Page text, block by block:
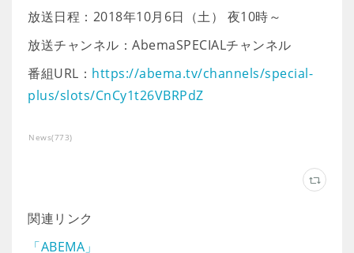
放送日程：2018年10月6日（土） 夜10時～
放送チャンネル：AbemaSPECIALチャンネル
番組URL： https://abema.tv/channels/special-
plus/slots/CnCy1t26VBRPdZ
News(773)
関連リンク
「ABEMA」